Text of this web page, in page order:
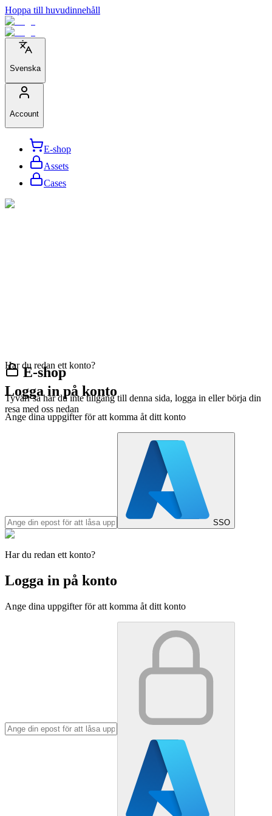
Hoppa till huvudinnehåll
Svenska
Account
E-shop
Assets
Cases
E-shop
Tyvärr så har du inte tillgång till denna sida, logga in eller börja din
resa med oss nedan
Har du redan ett konto?
Logga in på konto
Ange dina uppgifter för att komma åt ditt konto
SSO
Har du redan ett konto?
Logga in på konto
Ange dina uppgifter för att komma åt ditt konto